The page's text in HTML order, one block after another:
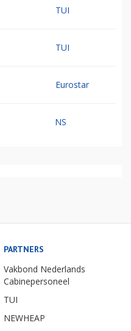
TUI
TUI
Eurostar
NS
PARTNERS
Vakbond Nederlands
Cabinepersoneel
TUI
NEWHEAP